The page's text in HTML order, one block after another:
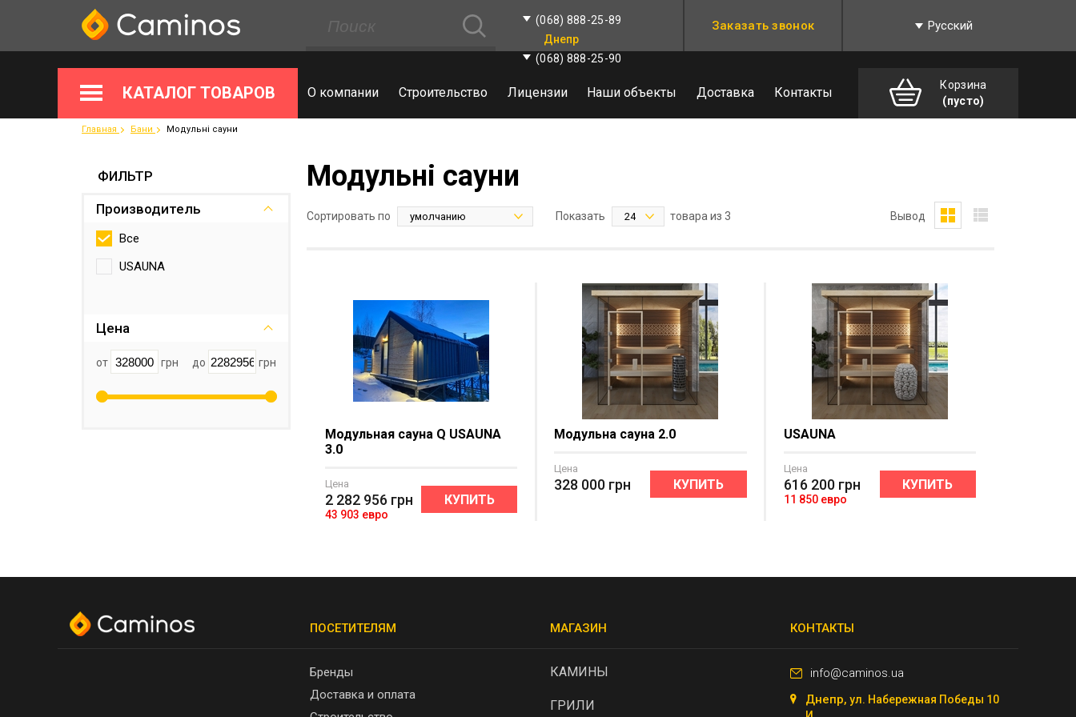
(068) 888-25-89
Днепр
(068) 888-25-90
Заказать звонок Русский
КАТАЛОГ ТОВАРОВ О компании Строительство Лицензии Наши объекты Доставка Контакты
Корзина
(пусто)
Главная Бани Модульні сауни
ФИЛЬТР
Производитель
Все
USAUNA
Цена
от грн до грн
Модульні сауни
Сортировать по Показать товара из 3 Вывод
Модульная сауна Q USAUNA
3.0
Цена
2 282 956 грн
43 903 евро
КУПИТЬ
Модульна сауна 2.0
Цена
328 000 грн КУПИТЬ
USAUNA
Цена
616 200 грн
11 850 евро
КУПИТЬ
ПОСЕТИТЕЛЯМ
Бренды
Доставка и оплата
МАГАЗИН
КАМИНЫ
ГРИЛИ
КОНТАКТЫ
info@caminos.ua
Днепр, ул. Набережная Победы 10